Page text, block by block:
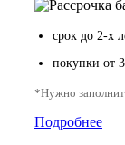
срок до 2-х
покупки от
*Нужно
Подробнее